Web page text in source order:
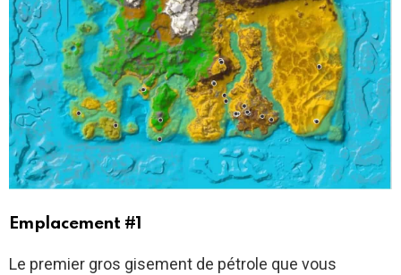
Emplacement #1
Le premier gros gisement de pétrole que vous